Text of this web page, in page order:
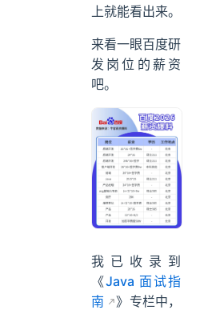
上就能看出来。
来看一眼百度研
发岗位的薪资
吧。
我已收录到
《Java 面试指
南
》专栏中，